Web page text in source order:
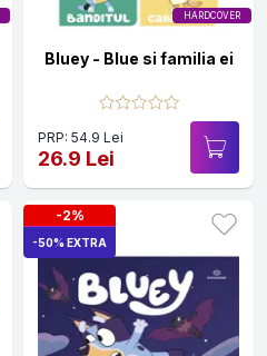
HARDCOVER
Bluey - Blue si familia ei
PRP: 54.9 Lei
26.9 Lei
-2%
-50% EXTRA